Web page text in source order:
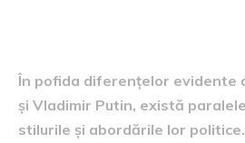
În pofida diferențelor evidente
și Vladimir Putin, există
stilurile și abordările lor